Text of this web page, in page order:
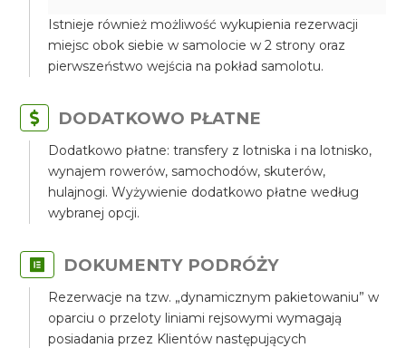
Istnieje również możliwość wykupienia rezerwacji
miejsc obok siebie w samolocie w 2 strony oraz
pierwszeństwo wejścia na pokład samolotu.
DODATKOWO PŁATNE
Dodatkowo płatne: transfery z lotniska i na lotnisko,
wynajem rowerów, samochodów, skuterów,
hulajnogi. Wyżywienie dodatkowo płatne według
wybranej opcji.
DOKUMENTY PODRÓŻY
Rezerwacje na tzw. „dynamicznym pakietowaniu” w
oparciu o przeloty liniami rejsowymi wymagają
posiadania przez Klientów następujących